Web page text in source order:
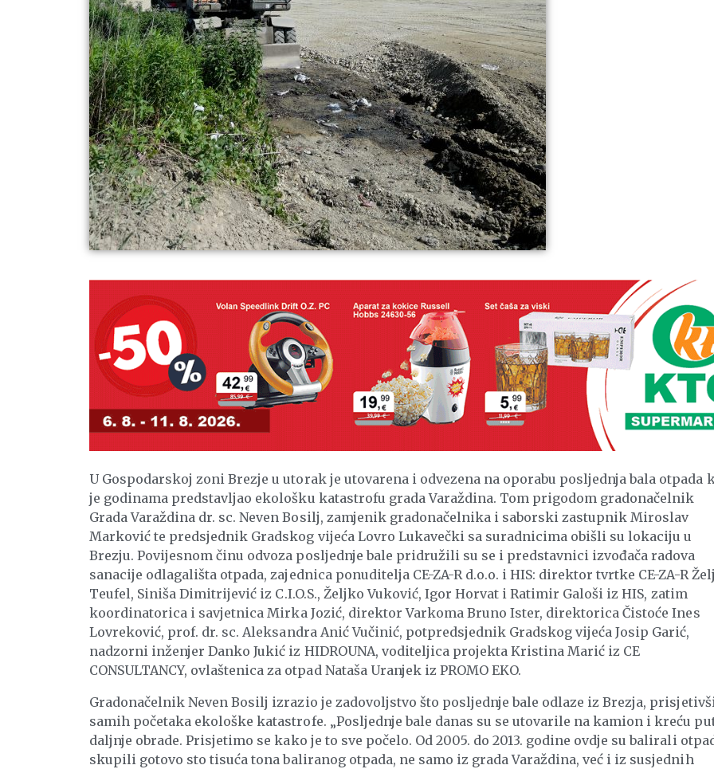
U Gospodarskoj zoni Brezje u utorak je utovarena i odvezena na oporabu posljednja bala otpada
je godinama predstavljao ekološku katastrofu grada Varaždina. Tom prigodom gradonačelnik
Grada Varaždina dr. sc. Neven Bosilj, zamjenik gradonačelnika i saborski zastupnik Miroslav
Marković te predsjednik Gradskog vijeća Lovro Lukavečki sa suradnicima obišli su lokaciju u
Brezju. Povijesnom činu odvoza posljednje bale pridružili su se i predstavnici izvođača radova
sanacije odlagališta otpada, zajednica ponuditelja CE-ZA-R d.o.o. i HIS: direktor tvrtke CE-ZA-R
Teufel, Siniša Dimitrijević iz C.I.O.S., Željko Vuković, Igor Horvat i Ratimir Galoši iz HIS, zatim
koordinatorica i savjetnica Mirka Jozić, direktor Varkoma Bruno Ister, direktorica Čistoće Ines
Lovreković, prof. dr. sc. Aleksandra Anić Vučinić, potpredsjednik Gradskog vijeća Josip Garić,
nadzorni inženjer Danko Jukić iz HIDROUNA, voditeljica projekta Kristina Marić iz CE
CONSULTANCY, ovlaštenica za otpad Nataša Uranjek iz PROMO EKO.
Gradonačelnik Neven Bosilj izrazio je zadovoljstvo što posljednje bale odlaze iz Brezja,
samih početaka ekološke katastrofe. „Posljednje bale danas su se utovarile na kamion i kreću
daljnje obrade. Prisjetimo se kako je to sve počelo. Od 2005. do 2013. godine ovdje su balirali
skupili gotovo sto tisuća tona baliranog otpada, ne samo iz grada Varaždina, već i iz susjednih